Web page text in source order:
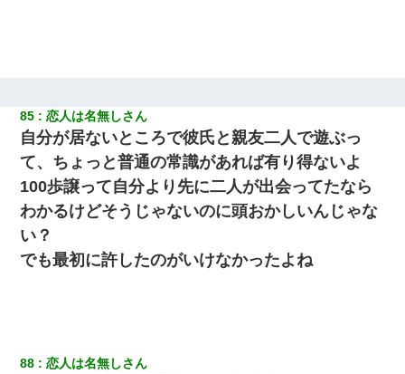
【報告者がキチ】嫁「妊娠した」俺『それじゃあ皆に祝ってもら
おう』友人達を家に連れ帰ってホームパーティー→俺『皆に祝え
てもらえて良かったな！』→
アパートのドアに『ハンザイ者！この人はさいあくの人です』と
張り紙が！大家「面倒はごめんだよ」私「はあ」→警察に行き、
見回りで犯人が捕まったが、それが…｜生活｜ヌルポあんてな
何年か前に妹は離婚している。当時生まれた姪が義弟の子じゃな
かったため妹有責での離婚になり…
85 恋人は名無しさん
自分が居ないところで彼氏と親友二人で遊ぶっ
て、ちょっと普通の常識があれば有り得ないよ
100歩譲って自分より先に二人が出会ってたなら
わかるけどそうじゃないのに頭おかしいんじゃな
い？
でも最初に許したのがいけなかったよね
88 恋人は名無しさん